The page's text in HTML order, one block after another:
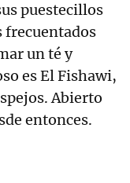
puestecillos
frecuentados
un té y
es El Fishawi,
Abierto
entonces.